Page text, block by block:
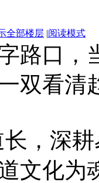
全部楼层 |阅读模式
路口，
双看清
长，深
文化为